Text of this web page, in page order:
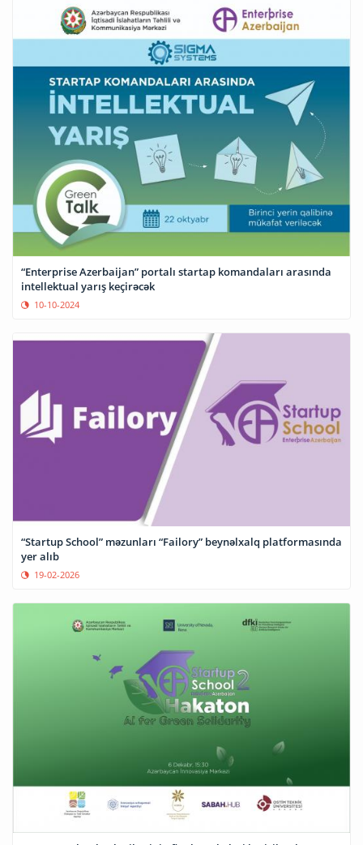
“Enterprise Azerbaijan” portalı startap komandaları arasında
intellektual yarış keçirəcək
10-10-2024
“Startup School” məzunları “Failory” beynəlxalq platformasında
yer alıb
19-02-2026